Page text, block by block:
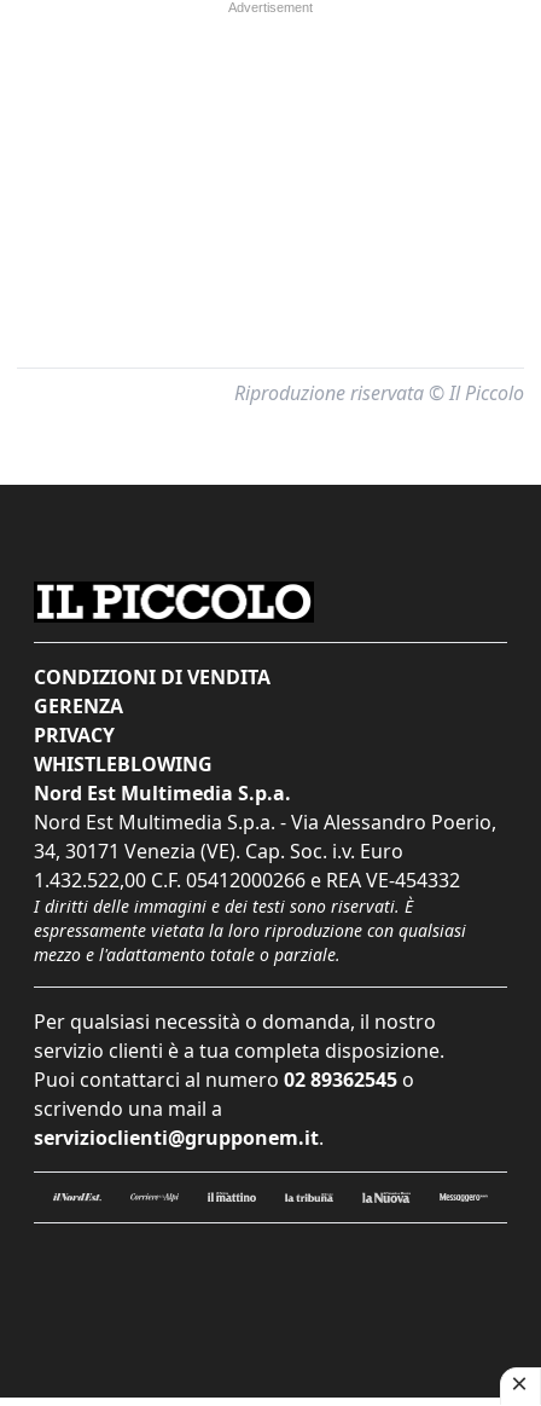
Riproduzione riservata © Il Piccolo
CONDIZIONI DI VENDITA
GERENZA
PRIVACY
WHISTLEBLOWING
Nord Est Multimedia S.p.a.
Nord Est Multimedia S.p.a. - Via Alessandro Poerio,
34, 30171 Venezia (VE). Cap. Soc. i.v. Euro
1.432.522,00 C.F. 05412000266 e REA VE-454332
I diritti delle immagini e dei testi sono riservati. È
espressamente vietata la loro riproduzione con qualsiasi
mezzo e l'adattamento totale o parziale.
Per qualsiasi necessità o domanda, il nostro
servizio clienti è a tua completa disposizione.
Puoi contattarci al numero 02 89362545 o
scrivendo una mail a
servizioclienti@grupponem.it.